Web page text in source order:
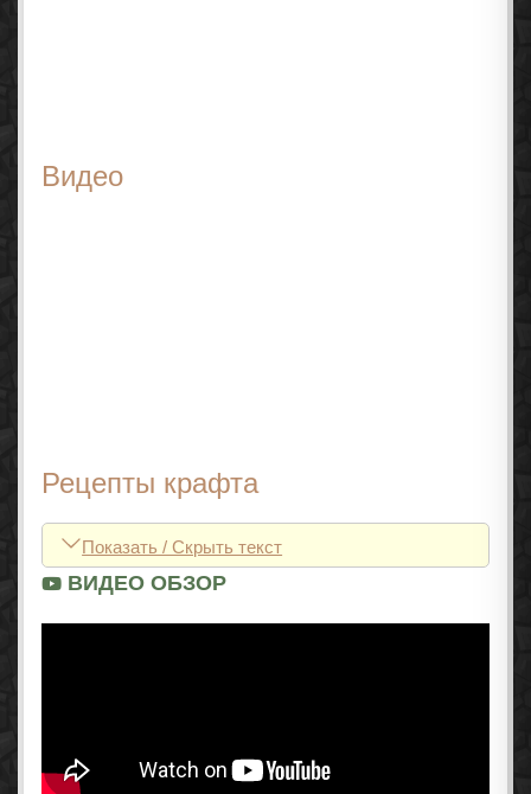
Видео
Рецепты крафта
Показать / Скрыть текст
ВИДЕО ОБЗОР